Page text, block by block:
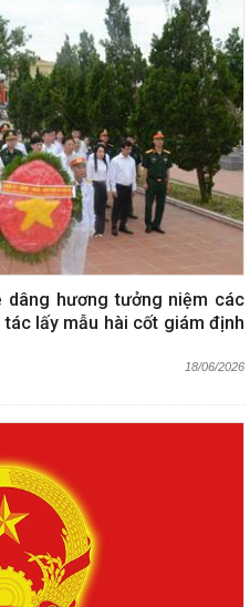
dâng hương tưởng niệm các
lấy mẫu hài cốt giám định
18/06/2026